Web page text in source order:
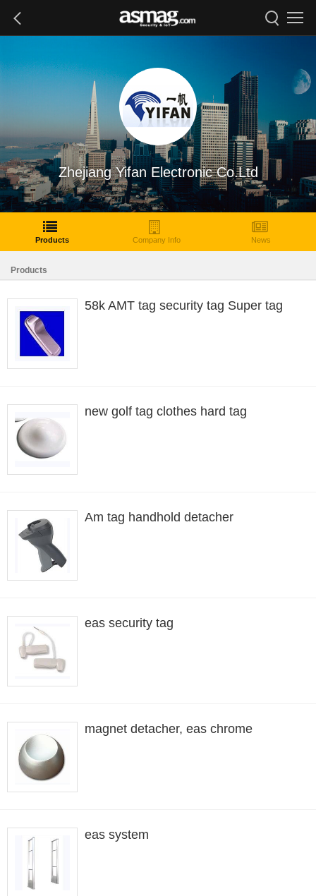
Zhejiang Yifan Electronic Co.Ltd
Products Company Info News
Products
58k AMT tag security tag Super tag
new golf tag clothes hard tag
Am tag handhold detacher
eas security tag
magnet detacher, eas chrome
eas system